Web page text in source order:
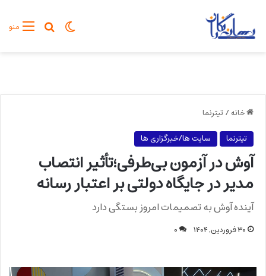
منوجستجو
تغییر پوسته
خانه/تیترنما
تیترنما
سایت ها/خبرگزاری ها
آوش در آزمون بی‌طرفی؛تأثیر انتصاب
مدیر در جایگاه دولتی بر اعتبار رسانه
آینده آوش به تصمیمات امروز بستگی دارد
۳۰ فروردین, ۱۴۰۴ ۰